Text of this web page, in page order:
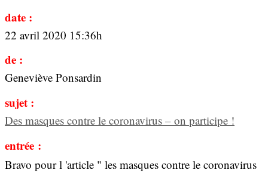
date :
22 avril 2020 15:36h
de :
Geneviève Ponsardin
sujet :
Des masques contre le coronavirus – on participe !
entrée :
Bravo pour l 'article " les masques contre le coronavirus